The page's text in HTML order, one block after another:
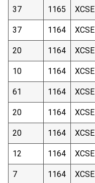
37 1165 XCSE
37 1164 XCSE
20 1164 XCSE
10 1164 XCSE
61 1164 XCSE
20 1164 XCSE
20 1164 XCSE
12 1164 XCSE
7 1164 XCSE